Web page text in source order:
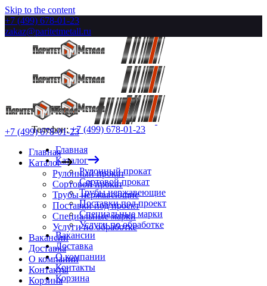
Skip to the content
+7 (499) 678-01-23
zakaz@paritetmetall.ru
Телефон:+7 (499) 678-01-23
Главная
Каталог
Рулонный прокат
Сортовой прокат
Трубы нержавеющие
Поставки под проект
Специальные марки
Услуги по обработке
Вакансии
Доставка
О компании
Контакты
Корзина
+7 (499) 678-01-23
Главная
Каталог
Рулонный прокат
Сортовой прокат
Трубы нержавеющие
Поставки под проект
Специальные марки
Услуги по обработке
Вакансии
Доставка
О компании
Контакты
Корзина